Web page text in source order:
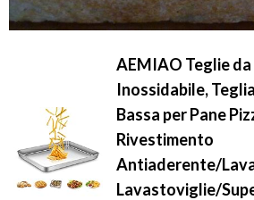
AEMIAO Teglie
Inossidabile,
Bassa per Pane
Rivestimento
Antiaderente/
Lavastoviglie/